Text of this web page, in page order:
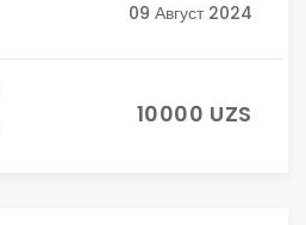
09 Август 2024
10000 UZS